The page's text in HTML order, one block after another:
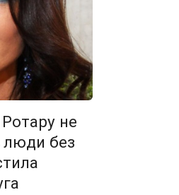
не
люди без